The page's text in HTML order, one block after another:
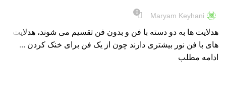
Maryam Keyhani
0
هدلایت ها به دو دسته با فن و بدون فن تقسیم می شوند، هدلایت
های با فن نور بیشتری دارند چون از یک فن برای خنک کردن ...
ادامه مطلب